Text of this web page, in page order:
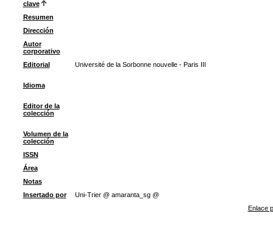
clave
Resumen
Dirección
Autor
corporativo
Editorial
Université de la Sorbonne nouvelle - Paris III
Idioma
Editor de la
colección
Volumen de la
colección
ISSN
Área
Notas
Insertado por
Uni-Trier @ amaranta_sg @
Enlace